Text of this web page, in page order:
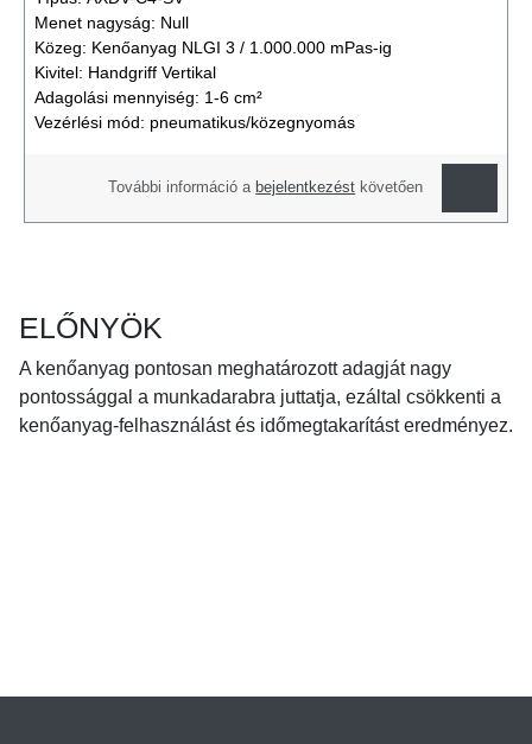
Menet nagyság: Null
Közeg: Kenőanyag NLGI 3 / 1.000.000 mPas-ig
Kivitel: Handgriff Vertikal
Adagolási mennyiség: 1-6 cm²
Vezérlési mód: pneumatikus/közegnyomás
További információ a bejelentkezést követően
ELŐNYÖK
A kenőanyag pontosan meghatározott adagját nagy
pontossággal a munkadarabra juttatja, ezáltal csökkenti a
kenőanyag-felhasználást és időmegtakarítást eredményez.